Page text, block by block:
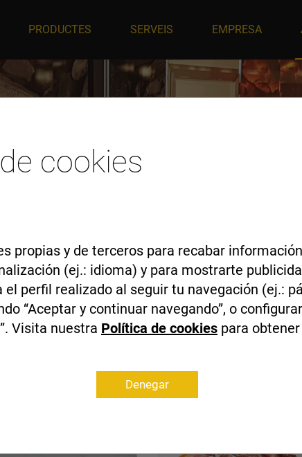
cookies
propias y de terceros para recabar
(ej.: idioma) y para mostrarte
perfil realizado al seguir tu navegación (ej.:
“Aceptar y continuar navegando”, o
Visita nuestra Política de cookies para
Denegar
PRODUCTES SERVEIS EMPRESA